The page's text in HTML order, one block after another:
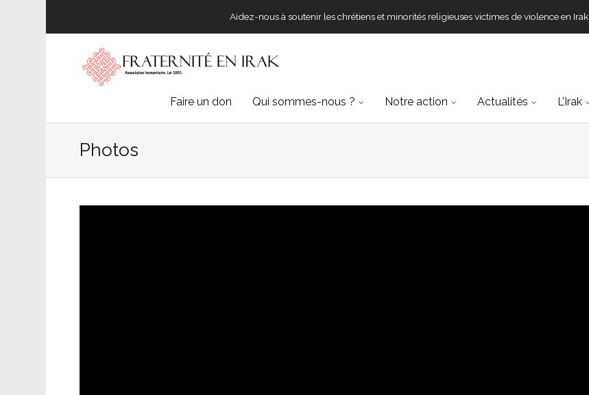
Aidez-nous à soutenir les chrétiens et minorités religieuses victimes de violence en Irak
Faire un don Qui sommes-nous ? Notre action Actualités L’Irak
Photos